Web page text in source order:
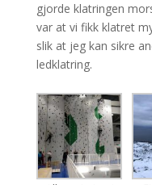
gjorde klatringen
var at vi fikk klatret
slik at jeg kan sikre
ledklatring.